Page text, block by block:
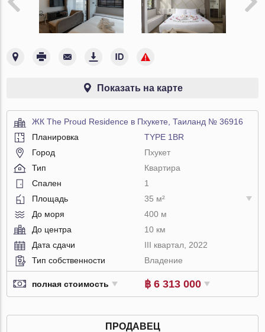
Показать на карте
ЖК The Proud Residence в Пхукете, Таиланд № 36916
Планировка
TYPE 1BR
Город
Пхукет
Тип
Квартира
Спален
1
Площадь
35 м²
До моря
400 м
До центра
10 км
Дата сдачи
III квартал, 2022
Тип собственности
Владение
полная стоимость ฿ 6 313 000
ПРОДАВЕЦ